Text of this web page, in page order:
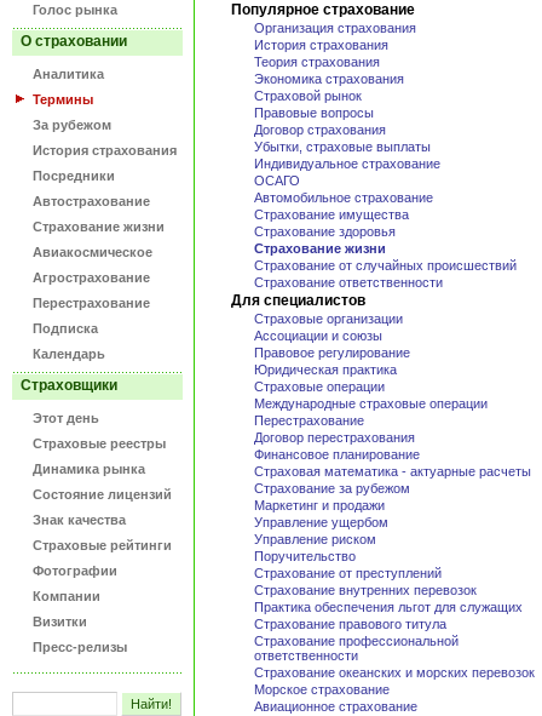
Голос рынка
О страховании
Аналитика
Термины
За рубежом
История страхования
Посредники
Автострахование
Страхование жизни
Авиакосмическое
Агрострахование
Перестрахование
Подписка
Календарь
Страховщики
Этот день
Страховые реестры
Динамика рынка
Состояние лицензий
Знак качества
Страховые рейтинги
Фотографии
Компании
Визитки
Пресс-релизы
Популярное страхование
Организация страхования
История страхования
Теория страхования
Экономика страхования
Страховой рынок
Правовые вопросы
Договор страхования
Убытки, страховые выплаты
Индивидуальное страхование
ОСАГО
Автомобильное страхование
Страхование имущества
Страхование здоровья
Страхование жизни
Страхование от случайных происшествий
Страхование ответственности
Для специалистов
Страховые организации
Ассоциации и союзы
Правовое регулирование
Юридическая практика
Страховые операции
Международные страховые операции
Перестрахование
Договор перестрахования
Финансовое планирование
Страховая математика - актуарные расчеты
Страхование за рубежом
Маркетинг и продажи
Управление ущербом
Управление риском
Поручительство
Страхование от преступлений
Страхование внутренних перевозок
Практика обеспечения льгот для служащих
Страхование правового титула
Страхование профессиональной
ответственности
Страхование океанских и морских перевозок
Морское страхование
Авиационное страхование